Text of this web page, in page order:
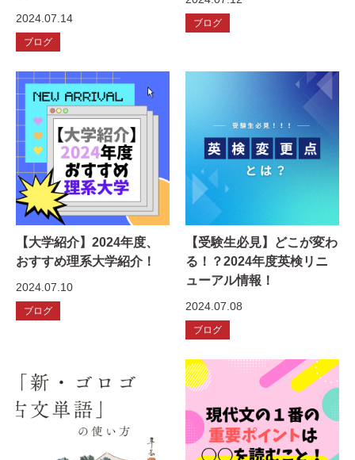
2024.07.14
ブログ
ブログ
【大学紹介】2024年度、
おすすめ理系大学紹介！
2024.07.10
ブログ
【受験生必見】どこが変わ
る！？2024年度英検リニ
ューアル情報！
2024.07.08
ブログ